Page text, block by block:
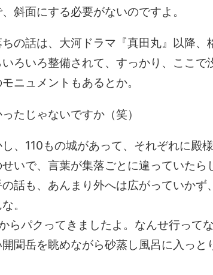
斜面にする必要がないのですよ。
の話は、大河ドラマ『真田丸』以降
ろいろ整備されて、すっかり、ここ
ニュメントもあるとか。
たじゃないですか（笑）
、110もの城があって、それぞれに殿
いで、言葉が集落ごとに違っていたら
話も、あんまり外へは広がっていか
。
らパクってきましたよ。なんせ行ってな
聞岳を眺めながら砂蒸し風呂に入っと